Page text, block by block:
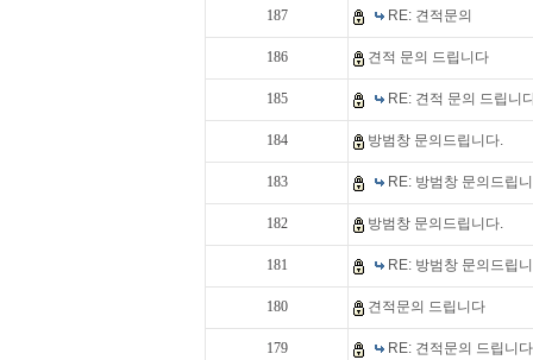
187 RE: 견적문의
186 견적 문의 드립니다
185 RE: 견적 문의 드립니
184 방범창 문의드립니다.
183 RE: 방범창 문의드립
182 방범창 문의드립니다.
181 RE: 방범창 문의드립
180 견적문의 드립니다
179 RE: 견적문의 드립니다